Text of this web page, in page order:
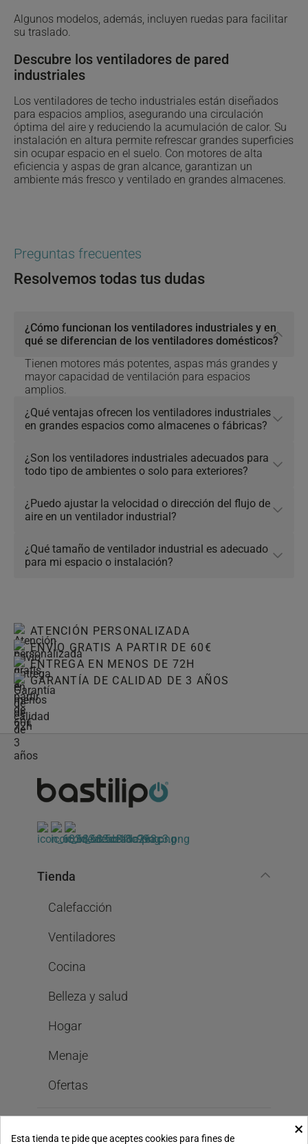
Algunos modelos, además, incluyen ruedas para facilitar
su traslado.
Descubre los ventiladores de pared
industriales
Los ventiladores de techo industriales están diseñados
para espacios amplios, asegurando una circulación
óptima del aire y reduciendo la acumulación de calor. Su
instalación en altura permite refrescar grandes superficies
sin ocupar espacio en el suelo. Con motores de alta
eficiencia y aspas de gran alcance, garantizan un
ambiente más fresco y ventilado en grandes almacenes.
Preguntas frecuentes
Resolvemos todas tus dudas
¿Cómo funcionan los ventiladores industriales y en
qué se diferencian de los ventiladores domésticos?
Click to toggle answer
Tienen motores más potentes, aspas más grandes y
mayor capacidad de ventilación para espacios
amplios.
¿Qué ventajas ofrecen los ventiladores industriales
en grandes espacios como almacenes o fábricas?
Click to toggle answer
¿Son los ventiladores industriales adecuados para
todo tipo de ambientes o solo para exteriores?
Click to toggle answer
¿Puedo ajustar la velocidad o dirección del flujo de
aire en un ventilador industrial?
Click to toggle answer
¿Qué tamaño de ventilador industrial es adecuado
para mi espacio o instalación?
Click to toggle answer
ATENCIÓN PERSONALIZADA
ENVÍO GRATIS A PARTIR DE 60€
ENTREGA EN MENOS DE 72H
GARANTÍA DE CALIDAD DE 3 AÑOS
Tienda
Calefacción
Ventiladores
Cocina
Belleza y salud
Hogar
Menaje
Ofertas
×
Esta tienda te pide que aceptes cookies para fines de